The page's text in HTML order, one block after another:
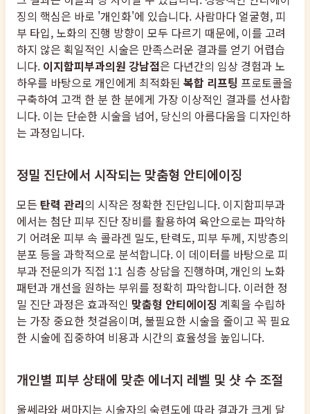
징의 핵심은 바로 '개인화'에 있습니다. 사람마다 얼굴형, 피
부 타입, 노화의 진행 방향이 모두 다르기 때문에, 이를 고려
하지 않은 획일적인 시술은 만족스러운 결과를 얻기 어렵습
니다. 이지함피부과의원 강남점은 다년간의 임상 경험과 노
하우를 바탕으로 개인에게 최적화된 복합 리프팅 프로토콜을
구축하여 고객 한 분 한 분에게 가장 이상적인 결과를 선사합
니다. 이는 단순한 시술을 넘어, 당신의 아름다움을 디자인하
는 과정입니다.
정밀 진단에서 시작되는 맞춤형 안티에이징
모든 탄력 관리의 시작은 정확한 진단입니다. 이지함피부과
에서는 첨단 피부 진단 장비를 활용하여 육안으로는 파악하
기 어려운 피부 속 콜라겐 밀도, 탄력도, 피부 두께, 지방층의
분포 등을 과학적으로 분석합니다. 이 데이터를 바탕으로 피
부과 전문의가 직접 1:1 심층 상담을 진행하며, 개인의 노화
패턴과 개선을 원하는 부위를 정확히 파악합니다. 이러한 정
밀 진단 과정은 효과적인 맞춤형 안티에이징 계획을 수립하
는 가장 중요한 첫걸음이며, 불필요한 시술을 줄이고 꼭 필요
한 시술에 집중하여 비용과 시간의 효율성을 높입니다.
개인별 피부 상태에 맞춘 에너지 레벨 및 샷 수 조절
울쎄라와 써마지는 시술자의 숙련도에 따라 결과가 크게 달